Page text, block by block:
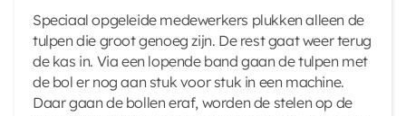
Speciaal opgeleide medewerkers plukken alleen de
tulpen die groot genoeg zijn. De rest gaat weer terug
de kas in. Via een lopende band gaan de tulpen met
de bol er nog aan stuk voor stuk in een machine.
Daar gaan de bollen eraf, worden de stelen op de